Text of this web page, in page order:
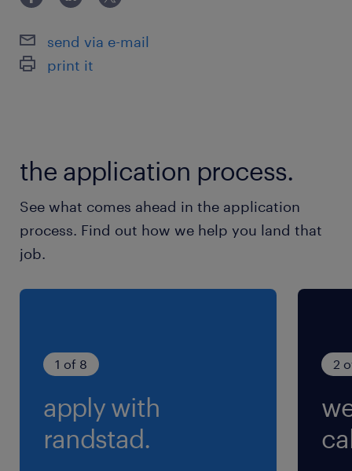
※フレックスタイム制を導入。コアタイムは
残業
交通費あり
send via e-mail
print it
the application process.
See what comes ahead in the application
process. Find out how we help you land that
job.
1 of 8
apply with
randstad.
2